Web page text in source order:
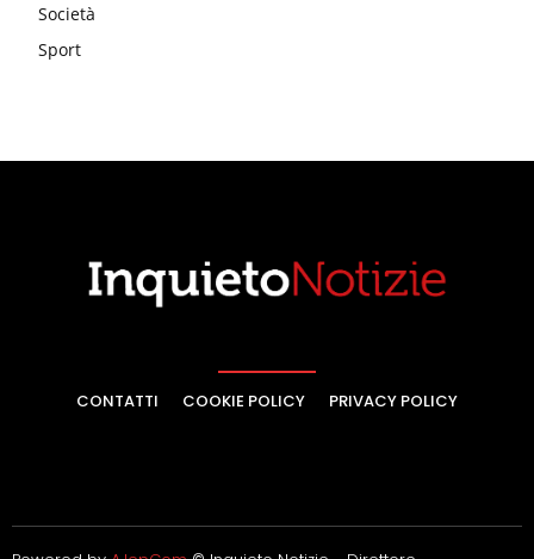
Società
Sport
CONTATTI COOKIE POLICY PRIVACY POLICY